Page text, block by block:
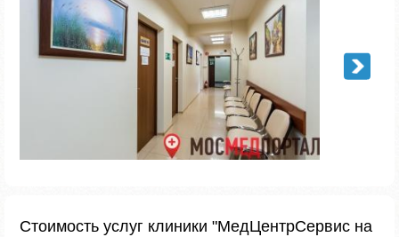
Стоимость услуг клиники "МедЦентрСервис на